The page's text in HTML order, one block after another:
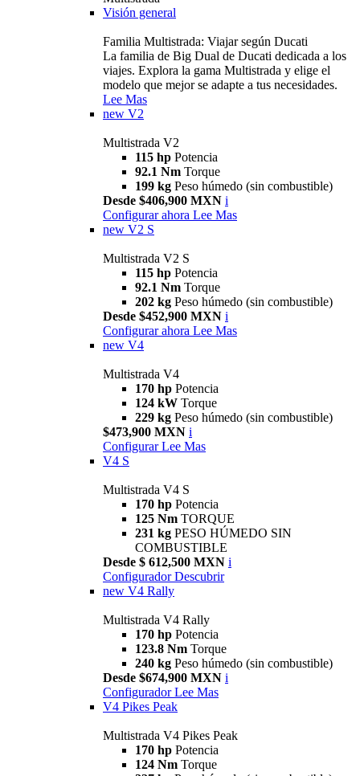
Visión general
Familia Multistrada: Viajar según Ducati
La familia de Big Dual de Ducati dedicada a los
viajes. Explora la gama Multistrada y elige el
modelo que mejor se adapte a tus necesidades.
Lee Mas
new V2
Multistrada V2
115 hp Potencia
92.1 Nm Torque
199 kg Peso húmedo (sin combustible)
Desde $406,900 MXN i
Configurar ahora Lee Mas
new V2 S
Multistrada V2 S
115 hp Potencia
92.1 Nm Torque
202 kg Peso húmedo (sin combustible)
Desde $452,900 MXN i
Configurar ahora Lee Mas
new V4
Multistrada V4
170 hp Potencia
124 kW Torque
229 kg Peso húmedo (sin combustible)
$473,900 MXN i
Configurar Lee Mas
V4 S
Multistrada V4 S
170 hp Potencia
125 Nm TORQUE
231 kg PESO HÚMEDO SIN
COMBUSTIBLE
Desde $ 612,500 MXN i
Configurador Descubrir
new V4 Rally
Multistrada V4 Rally
170 hp Potencia
123.8 Nm Torque
240 kg Peso húmedo (sin combustible)
Desde $674,900 MXN i
Configurador Lee Mas
V4 Pikes Peak
Multistrada V4 Pikes Peak
170 hp Potencia
124 Nm Torque